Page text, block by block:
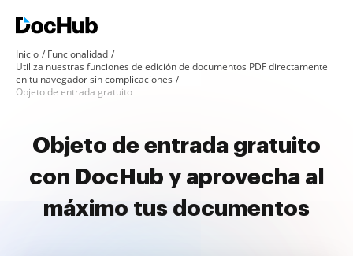
Inicio
Funcionalidad
Utiliza nuestras funciones de edición de documentos PDF directamente
en tu navegador sin complicaciones
Objeto de entrada gratuito
Objeto de entrada gratuito
con DocHub y aprovecha al
máximo tus documentos